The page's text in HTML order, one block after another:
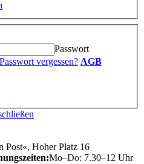
Passwort
Passwort vergessen? AGB
Post«, Hoher Platz 16
Mo–Do: 7.30–12 Uhr